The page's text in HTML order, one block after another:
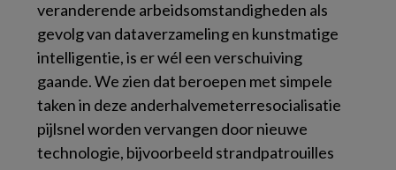
veranderende arbeidsomstandigheden als
gevolg van dataverzameling en kunstmatige
intelligentie, is er wél een verschuiving
gaande. We zien dat beroepen met simpele
taken in deze anderhalvemeterresocialisatie
pijlsnel worden vervangen door nieuwe
technologie, bijvoorbeeld strandpatrouilles